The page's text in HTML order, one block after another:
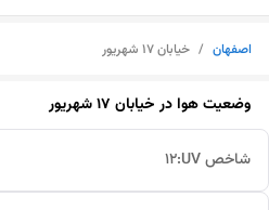
اصفهان / خیابان ۱۷ شهریور
وضعیت هوا درخیابان ۱۷ شهریور
شاخص UV: 12